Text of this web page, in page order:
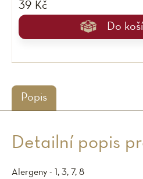
39 Kč
Do
Popis
Detailní popis
Alergeny - 1, 3, 7, 8